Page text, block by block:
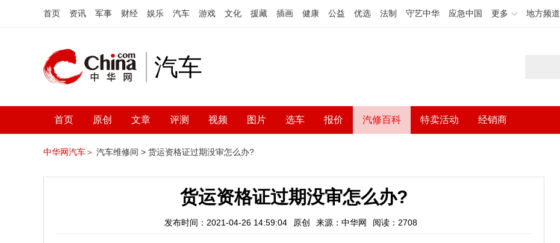
首页 资讯 军事 财经 娱乐 汽车 游戏 文化 援藏 插画 健康 公益 优选 法制 守艺中华 应急中国 更多 地方频道
汽车
首页 原创 文章 评测 视频 图片 选车 报价 汽修百科 特卖活动 经销商
中华网汽车＞ 汽车维修间 > 货运资格证过期没审怎么办?
货运资格证过期没审怎么办?
发布时间：2021-04-26 14:59:04 原创 来源：中华网 阅读：2708